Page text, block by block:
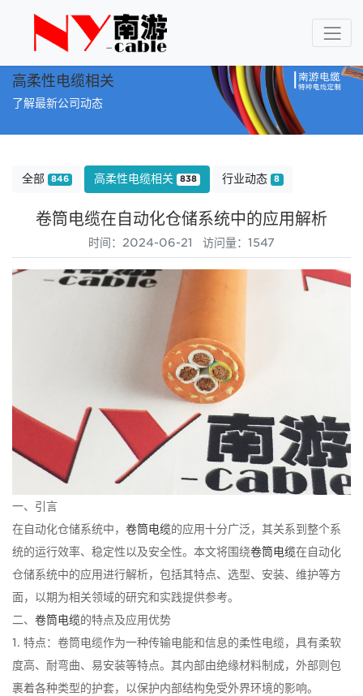
高柔性电缆相关
了解最新公司动态
全部 846 高柔性电缆相关 838 行业动态 8
卷筒电缆在自动化仓储系统中的应用解析
时间：2024-06-21 访问量：1547
一、引言
在自动化仓储系统中， 卷筒电缆的应用十分广泛，其关系到整个系
统的运行效率、稳定性以及安全性。本文将围绕卷筒电缆在自动化
仓储系统中的应用进行解析，包括其特点、选型、安装、维护等方
面，以期为相关领域的研究和实践提供参考。
二、 卷筒电缆的特点及应用优势
1. 特点：卷筒电缆作为一种传输电能和信息的柔性电缆，具有柔软
度高、耐弯曲、易安装等特点。其内部由绝缘材料制成，外部则包
裹着各种类型的护套，以保护内部结构免受外界环境的影响。